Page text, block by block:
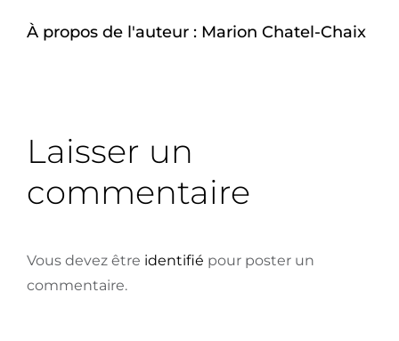
À propos de l'auteur : Marion Chatel-Chaix
Laisser un
commentaire
Vous devez être identifié pour poster un
commentaire.